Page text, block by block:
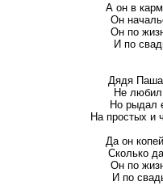
А он в
Он
Он по
И по
Дядя Паша
Не любил
Но рыдал
На простых и
Да он
Сколько
Он по
И по